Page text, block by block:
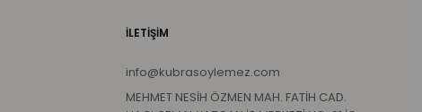
İLETİŞİM
info@kubrasoylemez.com
MEHMET NESİH ÖZMEN MAH. FATİH CAD.